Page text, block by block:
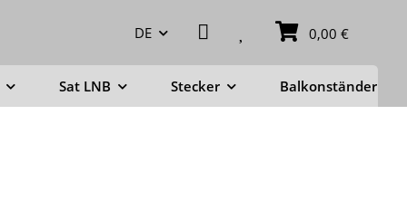
DE 0,00 €
Sat LNB Stecker Balkonständer